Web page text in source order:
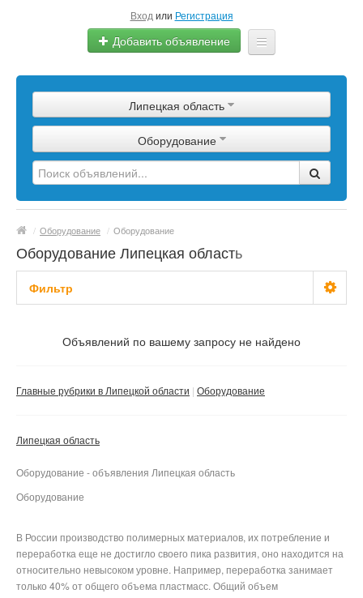
Вход или Регистрация
Добавить объявление
Сырье
Изделия
Оборудование
Еще
Липецкая область
Оборудование
/ Оборудование / Оборудование
Оборудование Липецкая область
Фильтр
Объявлений по вашему запросу не найдено
Главные рубрики в Липецкой области Оборудование
Липецкая область
Оборудование - объявления Липецкая область
Оборудование
В России производство полимерных материалов, их потребление и
переработка еще не достигло своего пика развития, оно находится на
относительно невысоком уровне. Например, переработка занимает
только 40% от общего объема пластмасс. Общий объем